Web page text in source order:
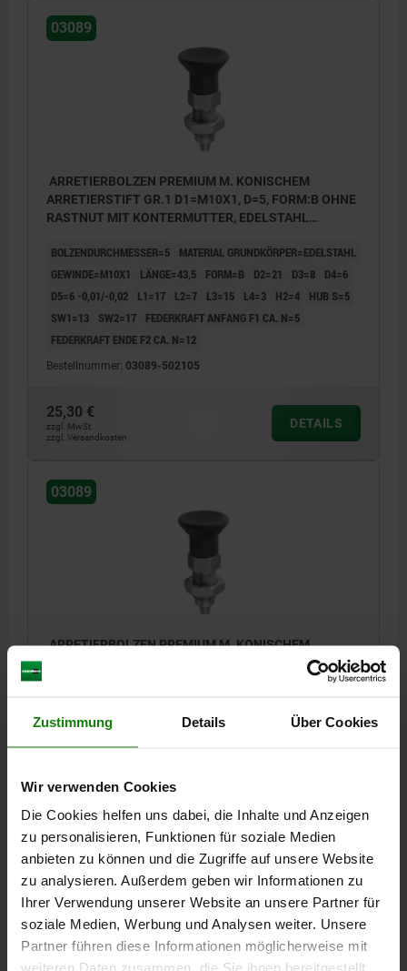
Zustimmung Details Über Cookies
Wir verwenden Cookies
Die Cookies helfen uns dabei, die Inhalte und Anzeigen
zu personalisieren, Funktionen für soziale Medien
anbieten zu können und die Zugriffe auf unsere Website
zu analysieren. Außerdem geben wir Informationen zu
Ihrer Verwendung unserer Website an unsere Partner für
soziale Medien, Werbung und Analysen weiter. Unsere
Partner führen diese Informationen möglicherweise mit
weiteren Daten zusammen, die Sie ihnen bereitgestellt
03089
ARRETIERBOLZEN PREMIUM M. KONISCHEM
ARRETIERSTIFT GR.1 D1=M10X1, D=5, FORM:B OHNE
RASTNUT MIT KONTERMUTTER, EDELSTAHL
SCHWARZGRAU RAL7021
BOLZENDURCHMESSER=5
MATERIAL GRUNDKÖRPER=EDELSTAHL
GEWINDE=M10X1
LÄNGE=43,5 FORM=B D2=21 D3=8
D4=6
D5=6 -0,01/-0,02
L1=17 L2=7 L3=15 L4=3 H2=4
HUB S=5
SW1=13
SW2=17
FEDERKRAFT ANFANG F1 CA. N=5
FEDERKRAFT ENDE F2 CA. N=12
Bestellnummer: 03089-502105
25,30 €
zzgl. MwSt.
zzgl. Versandkosten
DETAILS
03089
ARRETIERBOLZEN PREMIUM M. KONISCHEM
ARRETIERSTIFT GR.2 D1=M12X1,5, D=6, FORM:B
OHNE RASTNUT MIT KONTERMUTTER, EDELSTAHL
SCHWARZGRAU RAL7021
BOLZENDURCHMESSER=6
MATERIAL GRUNDKÖRPER=EDELSTAHL
HUB S=6 SW1=14 SW2=19
28,11 €
zzgl. MwSt.
zzgl. Versandkosten
DETAILS
03089